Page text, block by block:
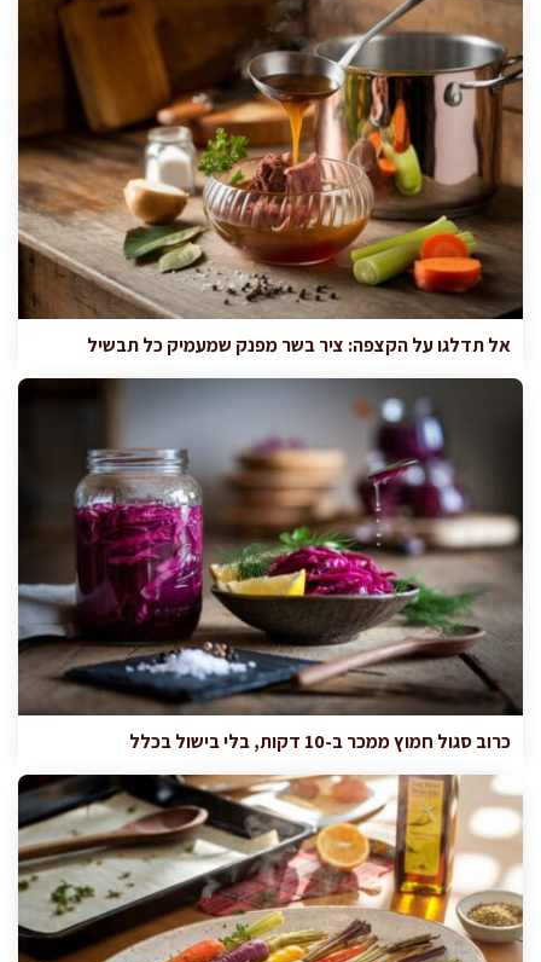
אל תדלגו על הקצפה: ציר בשר מפנק שמעמיק כל תבשיל
כרוב סגול חמוץ ממכר ב-10 דקות, בלי בישול בכלל